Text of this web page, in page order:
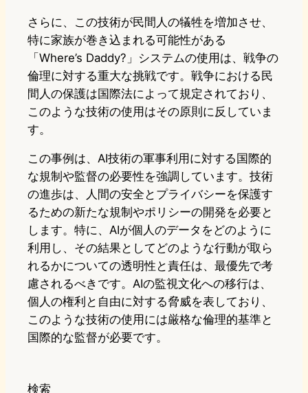
さらに、この技術が民間人の犠牲を増加させ、
特に家族が巻き込まれる可能性がある
「Where’s Daddy?」システムの使用は、戦争の
倫理に対する重大な挑戦です。戦争における民
間人の保護は国際法によって規定されており、
このような技術の使用はその原則に反していま
す。
この事例は、AI技術の軍事利用に対する国際的
な規制や監督の必要性を強調しています。技術
の進歩は、人間の安全とプライバシーを保護す
るための新たな規制やポリシーの開発を必要と
します。特に、AIが個人のデータをどのように
利用し、その結果としてどのような行動が取ら
れるかについての透明性と責任は、最優先で考
慮されるべきです。AIの監視文化への移行は、
個人の権利と自由に対する脅威を表しており、
このような技術の使用には厳格な倫理的基準と
国際的な監督が必要です。
検索